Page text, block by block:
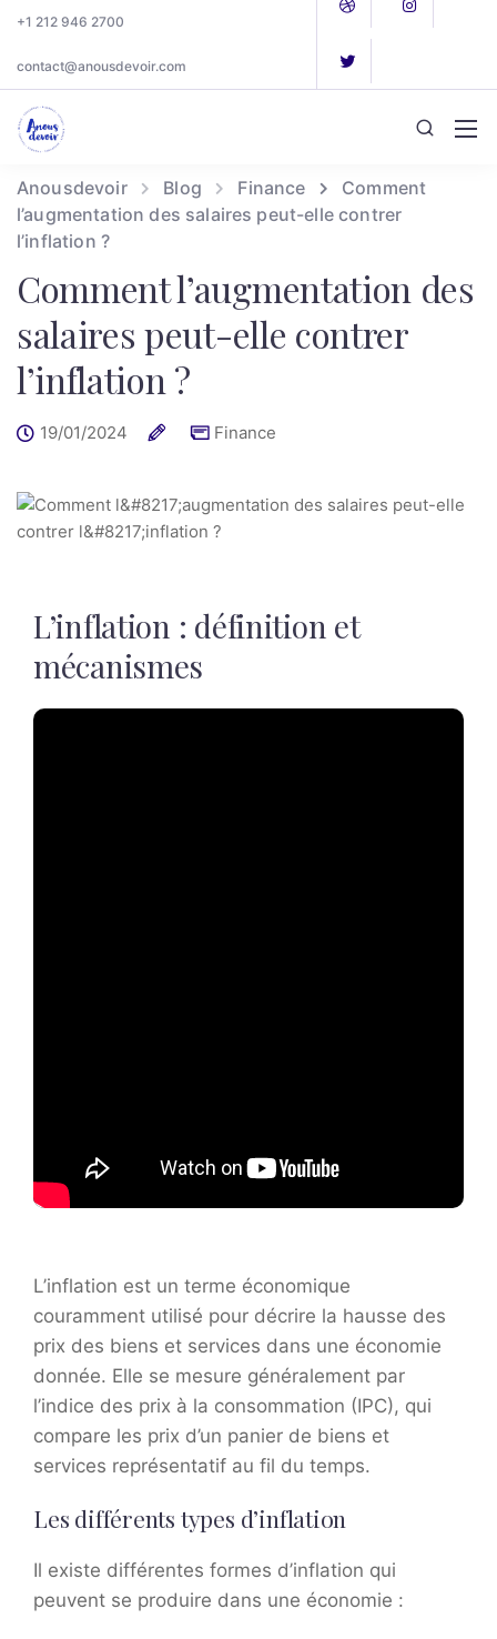
+1 212 946 2700
contact@anousdevoir.com
Anousdevoir Blog Finance
Comment
l’augmentation des salaires peut-elle contrer
l’inflation ?
Comment l’augmentation des
salaires peut-elle contrer
l’inflation ?
19/01/2024 Finance
L’inflation : définition et
mécanismes
L’inflation est un terme économique
couramment utilisé pour décrire la hausse des
prix des biens et services dans une économie
donnée. Elle se mesure généralement par
l’indice des prix à la consommation (IPC), qui
compare les prix d’un panier de biens et
services représentatif au fil du temps.
Les différents types d’inflation
Il existe différentes formes d’inflation qui
peuvent se produire dans une économie :